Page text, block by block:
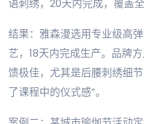
语刺绣，20天内完成，覆盖全
结果：雅森漫选用专业级高
艺，18天内完成生产。品牌
馈极佳，尤其是后腰刺绣细
了课程中的仪式感”。